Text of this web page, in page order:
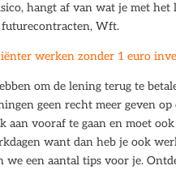
hangt af van wat je met
Wft.
werken zonder 1 euro
om de lening terug te
geen recht meer geven
aan vooraf te gaan en moet
want dan heb je ook
we een aantal tips voor je.